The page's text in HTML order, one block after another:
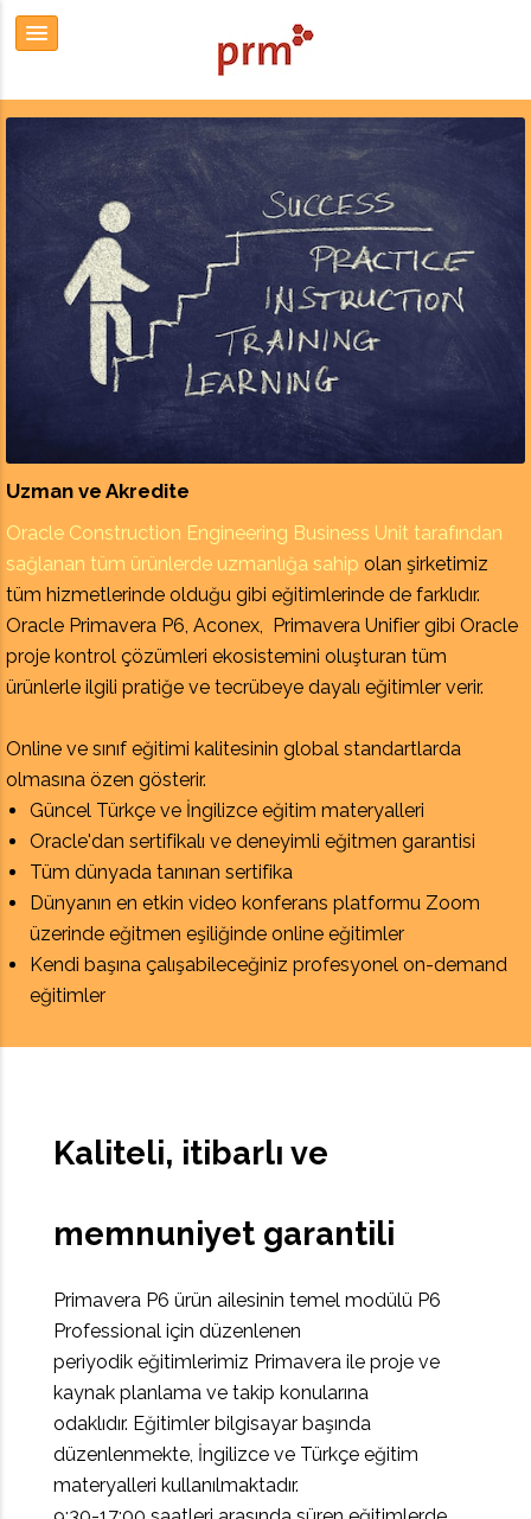
Uzman ve Akredite
Oracle Construction Engineering Business Unit tarafından
sağlanan tüm ürünlerde uzmanlığa sahip olan şirketimiz
tüm hizmetlerinde olduğu gibi eğitimlerinde de farklıdır.
Oracle Primavera P6, Aconex, Primavera Unifier gibi Oracle
proje kontrol çözümleri ekosistemini oluşturan tüm
ürünlerle ilgili pratiğe ve tecrübeye dayalı eğitimler verir.
Online ve sınıf eğitimi kalitesinin global standartlarda
olmasına özen gösterir.
Güncel Türkçe ve İngilizce eğitim materyalleri
Oracle'dan sertifikalı ve deneyimli eğitmen garantisi
Tüm dünyada tanınan sertifika
Dünyanın en etkin video konferans platformu Zoom
üzerinde eğitmen eşiliğinde online eğitimler
Kendi başına çalışabileceğiniz profesyonel on-demand
eğitimler
Kaliteli, itibarlı ve
memnuniyet garantili
Primavera P6 ürün ailesinin temel modülü P6
Professional için düzenlenen
periyodik eğitimlerimiz Primavera ile proje ve
kaynak planlama ve takip konularına
odaklıdır. Eğitimler bilgisayar başında
düzenlenmekte, İngilizce ve Türkçe eğitim
materyalleri kullanılmaktadır.